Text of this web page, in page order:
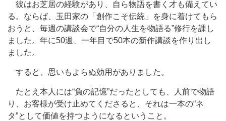
彼はお芝居の経験があり、自ら物語を書く才も備えてい
る。ならば、玉田家の「創作こそ伝統」を身に着けてもら
おうと、毎週の講談会で“自分の人生を物語る”修行を課し
ました。年に50週
、一年目で50本の新作講談を作り出し
ました。
すると、思いもよらぬ効用がありました。
たとえ本人には“負の記憶”だったとしても、人前で物語
り、お客様が受け止めてくださると、それは一本の“ネ
タ”として価値を持つようになるということ。